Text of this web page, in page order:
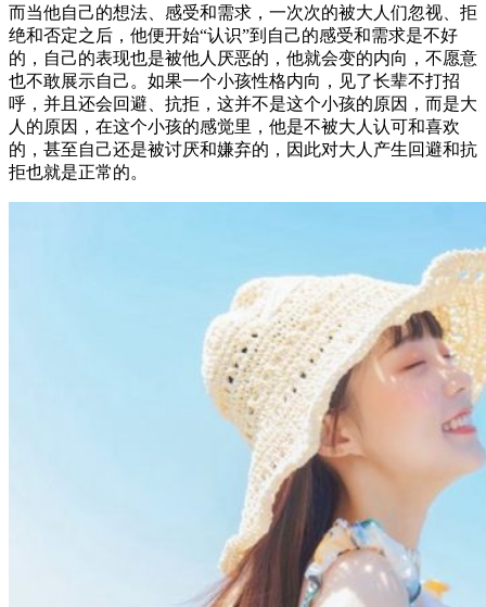
而当他自己的想法、感受和需求，一次次的被大人们忽视、拒
绝和否定之后，他便开始“认识”到自己的感受和需求是不好
的，自己的表现也是被他人厌恶的，他就会变的内向，不愿意
也不敢展示自己。如果一个小孩性格内向，见了长辈不打招
呼，并且还会回避、抗拒，这并不是这个小孩的原因，而是大
人的原因，在这个小孩的感觉里，他是不被大人认可和喜欢
的，甚至自己还是被讨厌和嫌弃的，因此对大人产生回避和抗
拒也就是正常的。